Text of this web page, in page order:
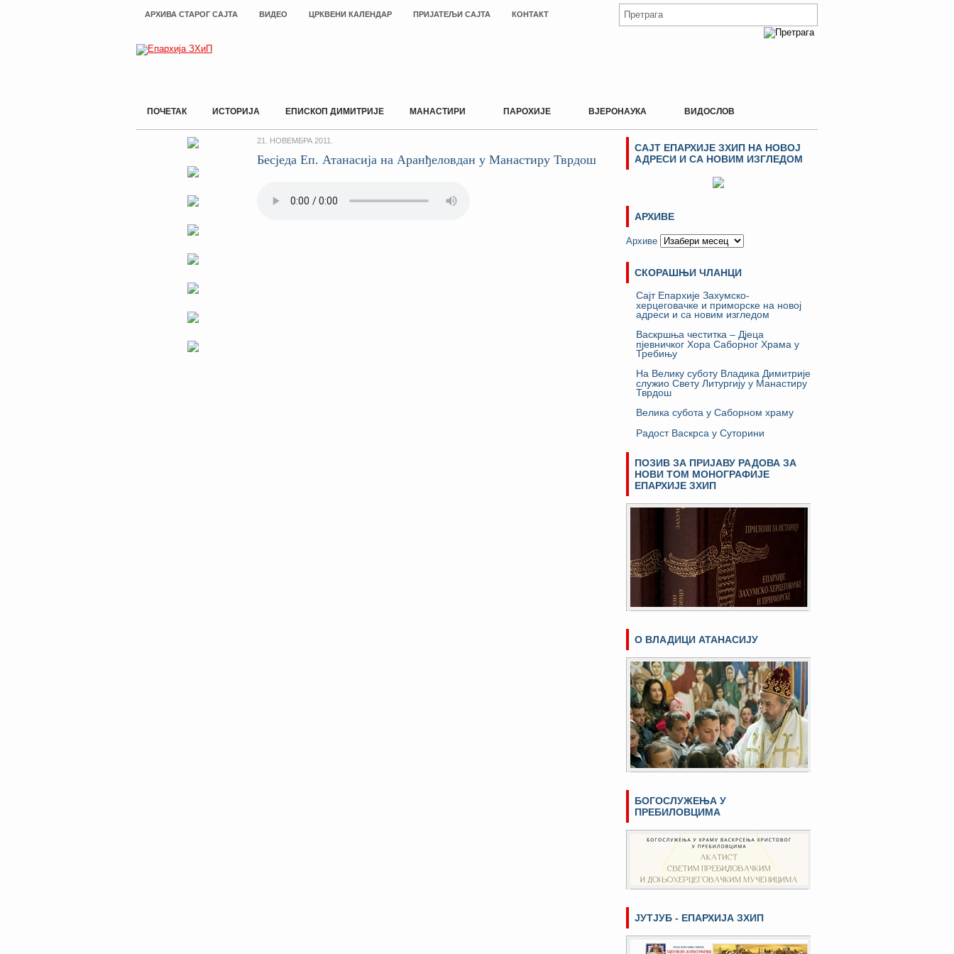
АРХИВА СТАРОГ САЈТА ВИДЕО ЦРКВЕНИ КАЛЕНДАР ПРИЈАТЕЉИ САЈТА КОНТАКТ
ПОЧЕТАК ИСТОРИЈА ЕПИСКОП ДИМИТРИЈЕ МАНАСТИРИ ПАРОХИЈЕ ВЈЕРОНАУКА ВИДОСЛОВ
21. НОВЕМБРА 2011.
Бесједа Еп. Атанасија на Аранђеловдан у Манастиру Тврдош
САЈТ ЕПАРХИЈЕ ЗХИП НА НОВОЈ
АДРЕСИ И СА НОВИМ ИЗГЛЕДОМ
АРХИВЕ
Архиве
СКОРАШЊИ ЧЛАНЦИ
Сајт Епархије Захумско-
херцеговачке и приморске на новој
адреси и са новим изгледом
Васкршња честитка – Дјеца
пјевничког Хора Саборног Храма у
Требињу
На Велику суботу Владика Димитрије
служио Свету Литургију у Манастиру
Тврдош
Велика субота у Саборном храму
Радост Васкрса у Суторини
ПОЗИВ ЗА ПРИЈАВУ РАДОВА ЗА
НОВИ ТОМ МОНОГРАФИЈЕ
ЕПАРХИЈЕ ЗХИП
О ВЛАДИЦИ АТАНАСИЈУ
БОГОСЛУЖЕЊА У
ПРЕБИЛОВЦИМА
ЈУТЈУБ - ЕПАРХИЈА ЗХИП